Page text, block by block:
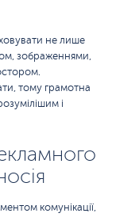
не лише
зображеннями,
тому грамотна
і
комунікації,